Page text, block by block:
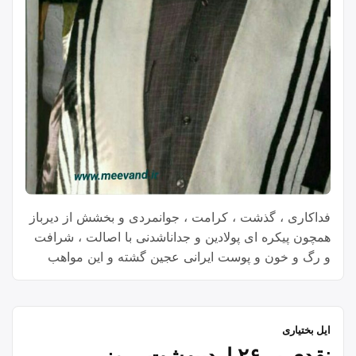
فداکاری ، گذشت ، کرامت ، جوانمردی و بخشش از دیرباز
همچون پیکره ای پولادین و جداناشدنی با اصالت ، شرافت
و رگ و خون و پوست ایرانی عجین گشته و این مواهب
کمال انسانی ، بهروزی ، فرزانگی و اقتدار قرار داده است
ایل بختیاری